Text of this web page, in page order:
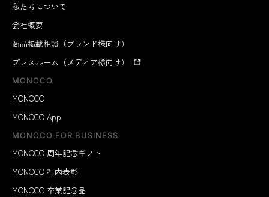
私たちについて
会社概要
商品掲載相談（ブランド様向け）
プレスルーム（メディア様向け）
MONOCO
MONOCO
MONOCO App
MONOCO FOR BUSINESS
MONOCO 周年記念ギフト
MONOCO 社内表彰
MONOCO 卒業記念品